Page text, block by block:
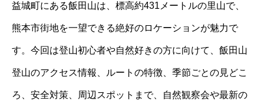
益城町にある飯田山は、標高約431メートルの里山で、
熊本市街地を一望できる絶好のロケーションが魅力で
す。今回は登山初心者や自然好きの方に向けて、飯田山
登山のアクセス情報、ルートの特徴、季節ごとの見どこ
ろ、安全対策、周辺スポットまで、自然観察会や最新の